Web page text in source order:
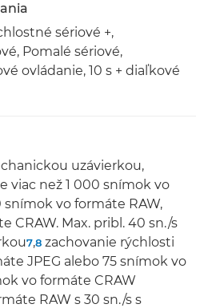
sériové +,
Pomalé sériové,
ovládanie, 10 s + diaľkové
uzávierkou,
viac než 1 000 snímok vo
snímok vo formáte RAW,
CRAW. Max. pribl. 40 sn./s
7,8 zachovanie rýchlosti
JPEG alebo 75 snímok vo
vo formáte CRAW
RAW s 30 sn./s s